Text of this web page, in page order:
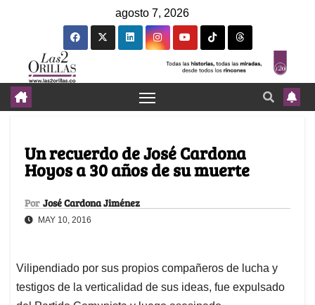
agosto 7, 2026
Un recuerdo de José Cardona
Hoyos a 30 años de su muerte
Por José Cardona Jiménez
MAY 10, 2016
Vilipendiado por sus propios compañeros de lucha y
testigos de la verticalidad de sus ideas, fue expulsado